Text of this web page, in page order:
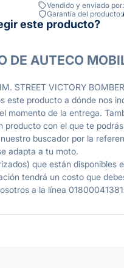
Vendido y enviado por:
Garantía del producto:
este producto?
DE AUTECO
STREET VICTORY
producto a dónde nos
momento de la entrega.
con el que te
buscador por la
adapta a tu moto.
que están
tendrá un costo que
a la línea